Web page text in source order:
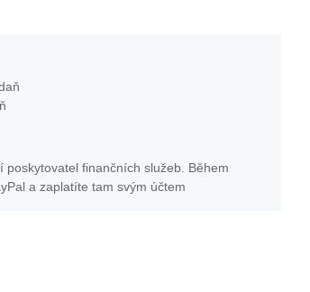
poskytovatel finančních služeb. Během
a zaplatíte tam svým účtem